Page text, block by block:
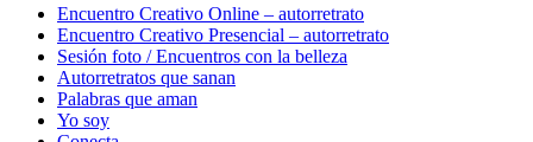
Menu
Encuentro Creativo Online – autorretrato
Encuentro Creativo Presencial – autorretrato
Sesión foto / Encuentros con la belleza
Autorretratos que sanan
Palabras que aman
Yo soy